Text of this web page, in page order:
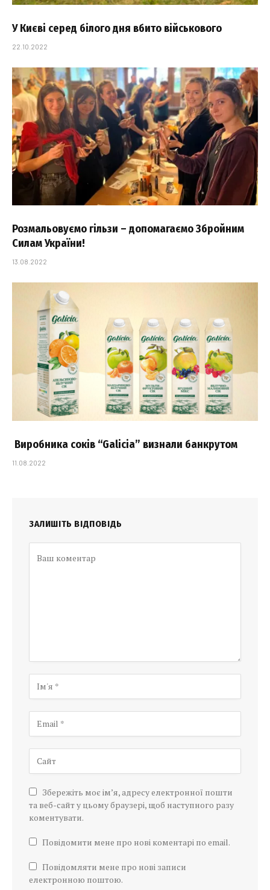
У Києві серед білого дня вбито військового
22.10.2022
Розмальовуємо гільзи – допомагаємо Збройним
Силам України!
13.08.2022
Виробника соків “Galicia” визнали банкрутом
11.08.2022
ЗАЛИШІТЬ ВІДПОВІДЬ
Збережіть моє ім’я, адресу електронної пошти
та веб-сайт у цьому браузері, щоб наступного разу
коментувати.
Повідомити мене про нові коментарі по email.
Повідомляти мене про нові записи
електронною поштою.